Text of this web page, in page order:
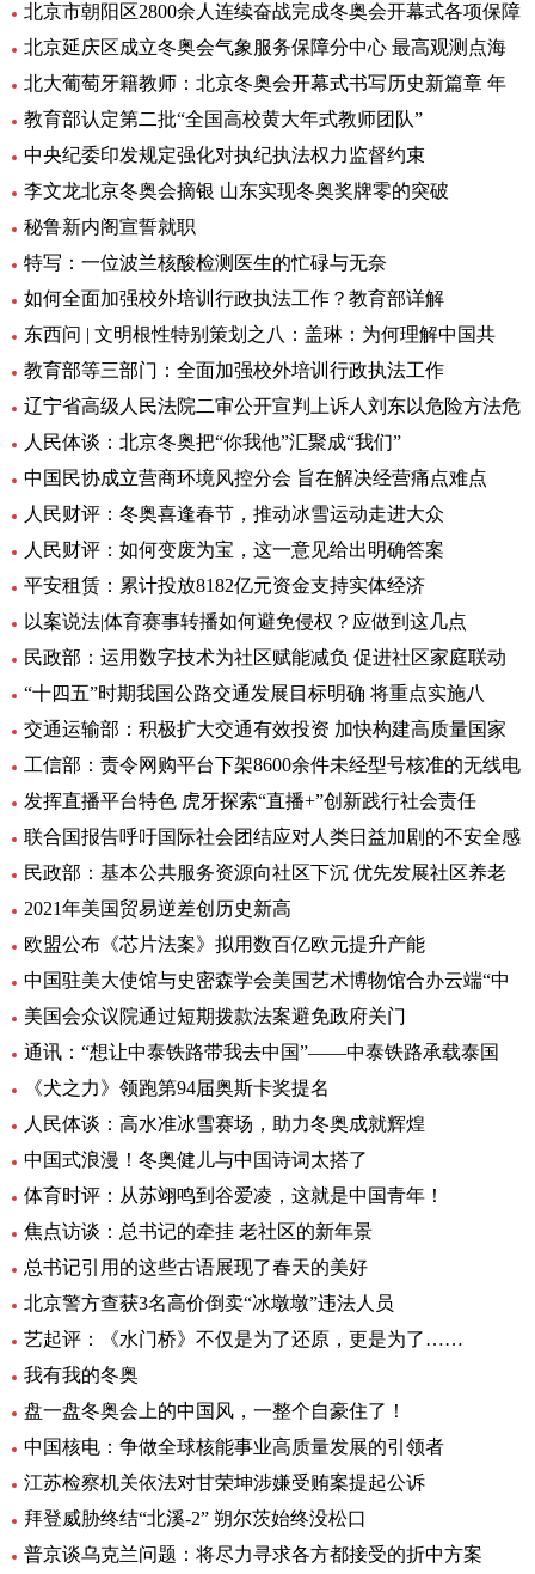
北京市朝阳区2800余人连续奋战完成冬奥会开幕式各项保障
北京延庆区成立冬奥会气象服务保障分中心 最高观测点海
北大葡萄牙籍教师：北京冬奥会开幕式书写历史新篇章 年
教育部认定第二批“全国高校黄大年式教师团队”
中央纪委印发规定强化对执纪执法权力监督约束
李文龙北京冬奥会摘银 山东实现冬奥奖牌零的突破
秘鲁新内阁宣誓就职
特写：一位波兰核酸检测医生的忙碌与无奈
如何全面加强校外培训行政执法工作？教育部详解
东西问 | 文明根性特别策划之八：盖琳：为何理解中国共
教育部等三部门：全面加强校外培训行政执法工作
辽宁省高级人民法院二审公开宣判上诉人刘东以危险方法危
人民体谈：北京冬奥把“你我他”汇聚成“我们”
中国民协成立营商环境风控分会 旨在解决经营痛点难点
人民财评：冬奥喜逢春节，推动冰雪运动走进大众
人民财评：如何变废为宝，这一意见给出明确答案
平安租赁：累计投放8182亿元资金支持实体经济
以案说法|体育赛事转播如何避免侵权？应做到这几点
民政部：运用数字技术为社区赋能减负 促进社区家庭联动
“十四五”时期我国公路交通发展目标明确 将重点实施八
交通运输部：积极扩大交通有效投资 加快构建高质量国家
工信部：责令网购平台下架8600余件未经型号核准的无线电
发挥直播平台特色 虎牙探索“直播+”创新践行社会责任
联合国报告呼吁国际社会团结应对人类日益加剧的不安全感
民政部：基本公共服务资源向社区下沉 优先发展社区养老
2021年美国贸易逆差创历史新高
欧盟公布《芯片法案》拟用数百亿欧元提升产能
中国驻美大使馆与史密森学会美国艺术博物馆合办云端“中
美国会众议院通过短期拨款法案避免政府关门
通讯：“想让中泰铁路带我去中国”——中泰铁路承载泰国
《犬之力》领跑第94届奥斯卡奖提名
人民体谈：高水准冰雪赛场，助力冬奥成就辉煌
中国式浪漫！冬奥健儿与中国诗词太搭了
体育时评：从苏翊鸣到谷爱凌，这就是中国青年！
焦点访谈：总书记的牵挂 老社区的新年景
总书记引用的这些古语展现了春天的美好
北京警方查获3名高价倒卖“冰墩墩”违法人员
艺起评：《水门桥》不仅是为了还原，更是为了……
我有我的冬奥
盘一盘冬奥会上的中国风，一整个自豪住了！
中国核电：争做全球核能事业高质量发展的引领者
江苏检察机关依法对甘荣坤涉嫌受贿案提起公诉
拜登威胁终结“北溪-2” 朔尔茨始终没松口
普京谈乌克兰问题：将尽力寻求各方都接受的折中方案